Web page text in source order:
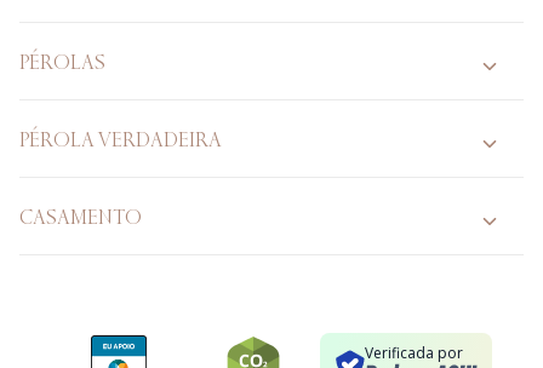
PÉROLAS
PÉROLA VERDADEIRA
CASAMENTO
Verificada por